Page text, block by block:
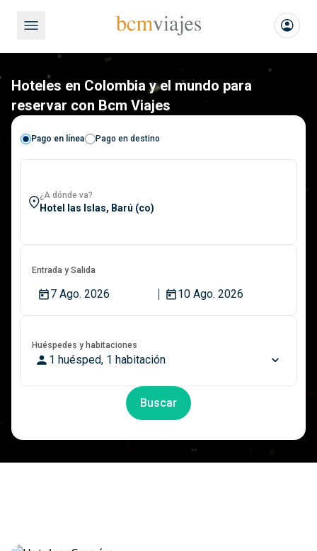
Hoteles en Colombia y el mundo para
reservar con Bcm Viajes
Pago en línea Pago en destino
¿A dónde va?
Entrada y Salida
7 Ago. 2026 10 Ago. 2026
Huéspedes y habitaciones
1 huésped, 1 habitación
Buscar